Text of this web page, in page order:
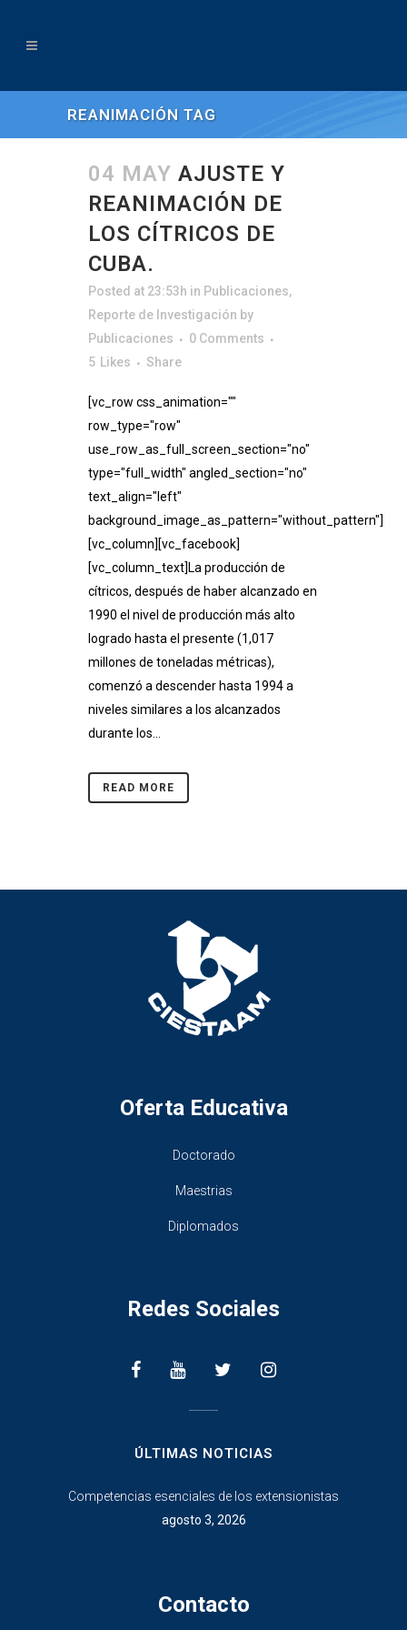
REANIMACIÓN TAG
04 MAY AJUSTE Y
REANIMACIÓN DE
LOS CÍTRICOS DE
CUBA.
Posted at 23:53h in Publicaciones,
Reporte de Investigación by
Publicaciones
0 Comments
5 Likes Share
[vc_row css_animation=""
row_type="row"
use_row_as_full_screen_section="no"
type="full_width" angled_section="no"
text_align="left"
background_image_as_pattern="without_pattern"]
[vc_column][vc_facebook]
[vc_column_text]La producción de
cítricos, después de haber alcanzado en
1990 el nivel de producción más alto
logrado hasta el presente (1,017
millones de toneladas métricas),
comenzó a descender hasta 1994 a
niveles similares a los alcanzados
durante los...
READ MORE
Oferta Educativa
Doctorado
Maestrias
Diplomados
Redes Sociales
ÚLTIMAS NOTICIAS
Competencias esenciales de los extensionistas
agosto 3, 2026
Contacto